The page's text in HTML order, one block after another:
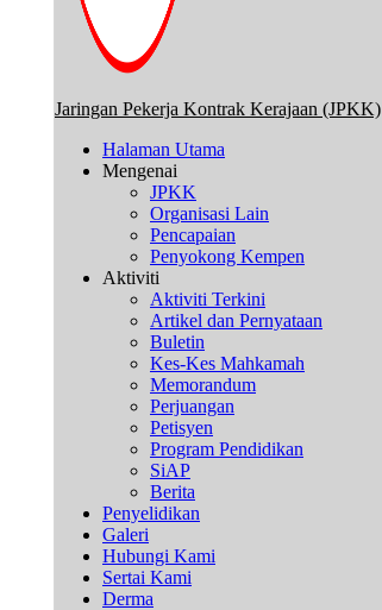
Jaringan Pekerja Kontrak Kerajaan (JPKK)
Halaman Utama
Mengenai
JPKK
Organisasi Lain
Pencapaian
Penyokong Kempen
Aktiviti
Aktiviti Terkini
Artikel dan Pernyataan
Buletin
Kes-Kes Mahkamah
Memorandum
Perjuangan
Petisyen
Program Pendidikan
SiAP
Berita
Penyelidikan
Galeri
Hubungi Kami
Sertai Kami
Derma